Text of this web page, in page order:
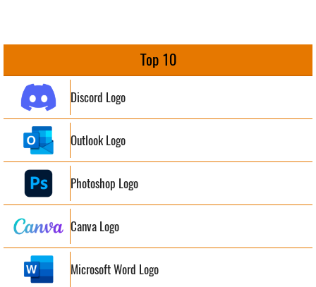
Top 10
Discord Logo
Outlook Logo
Photoshop Logo
Canva Logo
Microsoft Word Logo